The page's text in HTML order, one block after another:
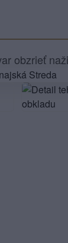
obzrieť